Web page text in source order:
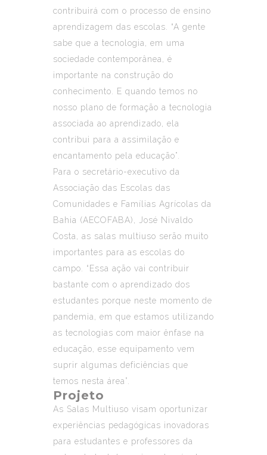
contribuirá com o processo de ensino
aprendizagem das escolas. “A gente
sabe que a tecnologia, em uma
sociedade contemporânea, é
importante na construção do
conhecimento. E quando temos no
nosso plano de formação a tecnologia
associada ao aprendizado, ela
contribui para a assimilação e
encantamento pela educação”.
Para o secretário-executivo da
Associação das Escolas das
Comunidades e Famílias Agrícolas da
Bahia (AECOFABA), José Nivaldo
Costa, as salas multiuso serão muito
importantes para as escolas do
campo. “Essa ação vai contribuir
bastante com o aprendizado dos
estudantes porque neste momento de
pandemia, em que estamos utilizando
as tecnologias com maior ênfase na
educação, esse equipamento vem
suprir algumas deficiências que
temos nesta área”.
Projeto
As Salas Multiuso visam oportunizar
experiências pedagógicas inovadoras
para estudantes e professores da